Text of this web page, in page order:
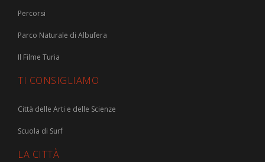
Percorsi
Parco Naturale di Albufera
Il Filme Turia
TI CONSIGLIAMO
Città delle Arti e delle Scienze
Scuola di Surf
LA CITTÀ